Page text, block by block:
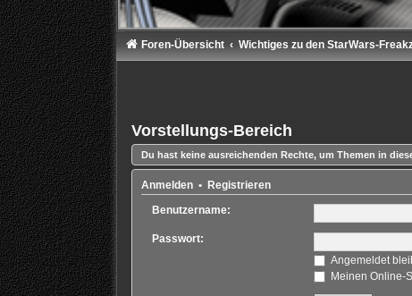
Foren-Übersicht Wichtiges zu den StarWars-
Vorstellungs-Bereich
Du hast keine ausreichenden Rechte, um Themen in
Anmelden• Registrieren
Benutzername:
Passwort:
Angemeldet
Meinen Online-